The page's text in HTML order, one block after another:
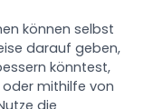
können selbst
darauf geben,
könntest,
mithilfe von